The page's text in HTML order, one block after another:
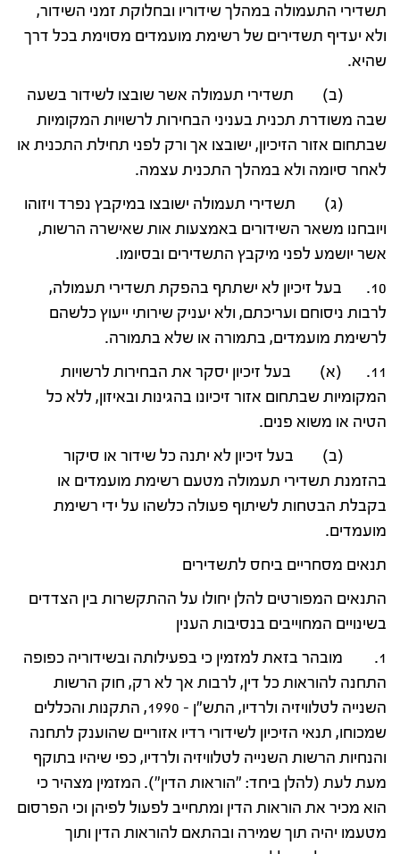
תשדירי התעמולה במהלך שידוריו ובחלוקת זמני השידור,
ולא יעדיף תשדירים של רשימת מועמדים מסוימת בכל דרך
שהיא.
(ב) תשדירי תעמולה אשר שובצו לשידור בשעה
שבה משודרת תכנית בעניני הבחירות לרשויות המקומיות
שבתחום אזור הזיכיון, ישובצו אך ורק לפני תחילת התכנית או
לאחר סיומה ולא במהלך התכנית עצמה.
(ג) תשדירי תעמולה ישובצו במיקבץ נפרד ויזוהו
ויובחנו משאר השידורים באמצעות אות שאישרה הרשות,
אשר יושמע לפני מיקבץ התשדירים ובסיומו.
10. בעל זיכיון לא ישתתף בהפקת תשדירי תעמולה,
לרבות ניסוחם ועריכתם, ולא יעניק שירותי ייעוץ כלשהם
לרשימת מועמדים, בתמורה או שלא בתמורה.
11. (א) בעל זיכיון יסקר את הבחירות לרשויות
המקומיות שבתחום אזור זיכיונו בהגינות ובאיזון, ללא כל
הטיה או משוא פנים.
(ב) בעל זיכיון לא יתנה כל שידור או סיקור
בהזמנת תשדירי תעמולה מטעם רשימת מועמדים או
בקבלת הבטחות לשיתוף פעולה כלשהו על ידי רשימת
מועמדים.
תנאים מסחריים ביחס לתשדירים
התנאים המפורטים להלן יחולו על ההתקשרות בין הצדדים
בשינויים המחוייבים בנסיבות הענין
1. מובהר בזאת למזמין כי בפעילותה ובשידוריה כפופה
התחנה להוראות כל דין, לרבות אך לא רק, חוק הרשות
השנייה לטלוויזיה ולרדיו, התש"ן – 1990, התקנות והכללים
שמכוחו, תנאי הזיכיון לשידורי רדיו אזוריים שהוענק לתחנה
והנחיות הרשות השנייה לטלוויזיה ולרדיו, כפי שיהיו בתוקף
מעת לעת (להלן ביחד: "הוראות הדין"). המזמין מצהיר כי
הוא מכיר את הוראות הדין ומתחייב לפעול לפיהן וכי הפרסום
מטעמו יהיה תוך שמירה ובהתאם להוראות הדין ותוך